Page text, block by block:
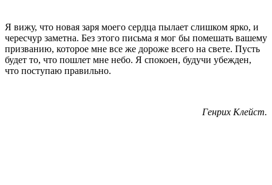
Я вижу, что новая заря моего сердца пылает слиш­ком ярко, и
чересчур заметна. Без этого письма я мог бы помешать вашему
призванию, которое мне все же дороже всего на свете. Пусть
будет то, что пошлет мне небо. Я спокоен, будучи убежден,
что поступаю правильно.
Генрих Клейст.